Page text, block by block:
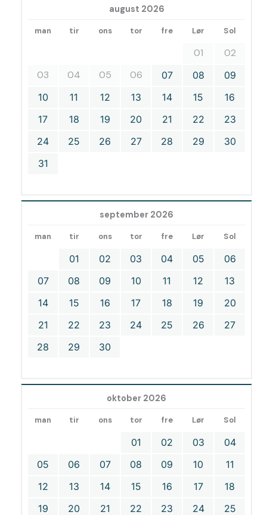
august 2026
man tir ons tor fre Lør Sol
01
02
03
04 05 06 07 08
09
10
11 12 13 14 15
16
17
18 19 20 21 22
23
24
25 26 27 28 29
30
31
september 2026
man tir ons tor fre Lør Sol
01 02 03 04 05
06
07
08 09 10 11 12
13
14
15 16 17 18 19
20
21
22 23 24 25 26
27
28
29 30
oktober 2026
man tir ons tor fre Lør Sol
01 02 03
04
05
06 07 08 09 10
11
12
13 14 15 16 17
18
19
20 21 22 23 24
25